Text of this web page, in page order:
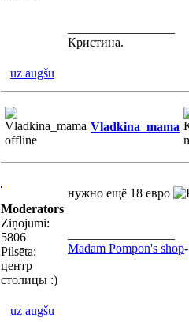
Кристина.
uz augšu
Vladkina_mama
Moderators
Ziņojumi:
5806
Pilsēta:
центр
столицы :)
нужно ещё 18 евро
Madam Pompon's shop-
uz augšu